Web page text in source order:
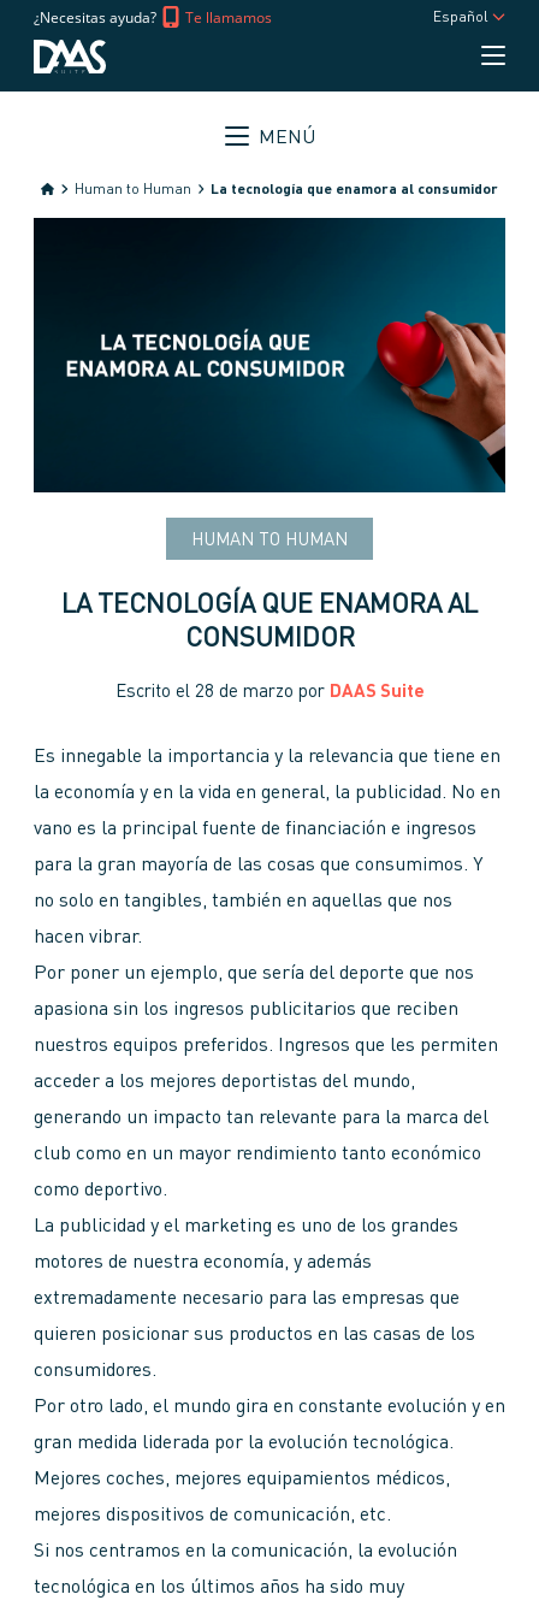
¿Necesitas ayuda? Te llamamos Español
MENÚ
Human to Human La tecnología que enamora al consumidor
HUMAN TO HUMAN
LA TECNOLOGÍA QUE ENAMORA AL
CONSUMIDOR
Escrito el 28 de marzo por DAAS Suite
Es innegable la importancia y la relevancia que tiene en
la economía y en la vida en general, la publicidad. No en
vano es la principal fuente de financiación e ingresos
para la gran mayoría de las cosas que consumimos. Y
no solo en tangibles, también en aquellas que nos
hacen vibrar.
Por poner un ejemplo, que sería del deporte que nos
apasiona sin los ingresos publicitarios que reciben
nuestros equipos preferidos. Ingresos que les permiten
acceder a los mejores deportistas del mundo,
generando un impacto tan relevante para la marca del
club como en un mayor rendimiento tanto económico
como deportivo.
La publicidad y el marketing es uno de los grandes
motores de nuestra economía, y además
extremadamente necesario para las empresas que
quieren posicionar sus productos en las casas de los
consumidores.
Por otro lado, el mundo gira en constante evolución y en
gran medida liderada por la evolución tecnológica.
Mejores coches, mejores equipamientos médicos,
mejores dispositivos de comunicación, etc.
Si nos centramos en la comunicación, la evolución
tecnológica en los últimos años ha sido muy